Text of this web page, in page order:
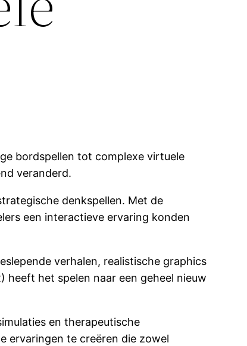
bordspellen tot complexe virtuele
veranderd.
denkspellen. Met de
een interactieve ervaring konden
verhalen, realistische graphics
heeft het spelen naar een geheel nieuw
en therapeutische
ervaringen te creëren die zowel